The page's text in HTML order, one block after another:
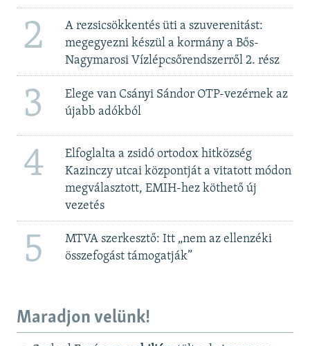
2
A rezsicsökkentés üti a szuverenitást:
megegyezni készül a kormány a Bős-
Nagymarosi Vízlépcsőrendszerről 2. rész
3
Elege van Csányi Sándor OTP-vezérnek az
újabb adókból
4
Elfoglalta a zsidó ortodox hitközség
Kazinczy utcai központját a vitatott módon
megválasztott, EMIH-hez köthető új
vezetés
5
MTVA szerkesztő: Itt „nem az ellenzéki
összefogást támogatják”
Maradjon velünk!